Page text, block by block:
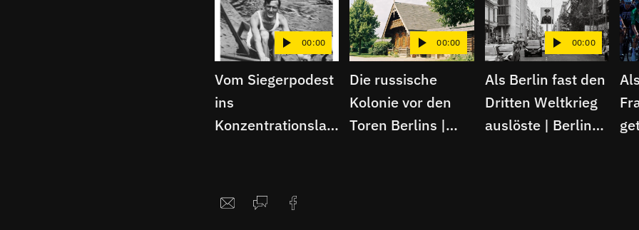
00:00
Vom Siegerpodest
ins
Konzentrationslag
00:00
Die russische
Kolonie vor den
Toren Berlins |
00:00
Als Berlin fast den
Dritten Weltkrieg
auslöste | Berliner